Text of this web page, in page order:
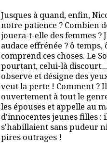
Jusques à quand, enfin,
notre patience ? Combien
jouera-t-elle des femmes ?
audace effrénée ? ô
comprend ces choses. Le
pourtant, celui-là
observe et désigne des
veut la perte ! Comment ?
ouvertement à tout le
les épouses et appelle au
d'innocentes jeunes filles :
s'habillaient sans pudeur
pires outrages !